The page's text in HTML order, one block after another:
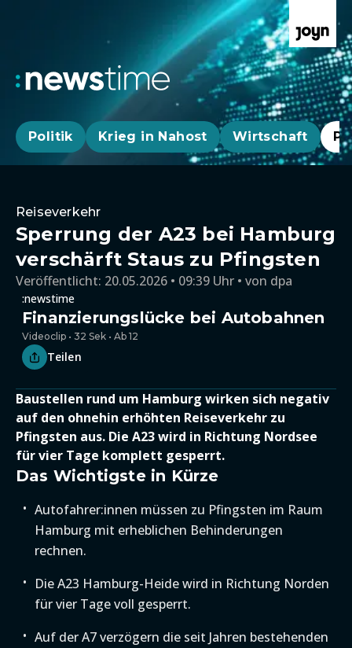
Politik Krieg in Nahost Wirtschaft
Reiseverkehr
Sperrung der A23 bei Hamburg
verschärft Staus zu Pfingsten
Veröffentlicht: 20.05.2026 • 09:39 Uhr von dpa
:newstime
Finanzierungslücke bei Autobahnen
Videoclip • 32 Sek • Ab 12
Teilen
Baustellen rund um Hamburg wirken sich negativ
auf den ohnehin erhöhten Reiseverkehr zu
Pfingsten aus. Die A23 wird in Richtung Nordsee
für vier Tage komplett gesperrt.
Das Wichtigste in Kürze
Autofahrer:innen müssen zu Pfingsten im Raum
Hamburg mit erheblichen Behinderungen
rechnen.
Die A23 Hamburg-Heide wird in Richtung Norden
für vier Tage voll gesperrt.
Auf der A7 verzögern die seit Jahren bestehenden